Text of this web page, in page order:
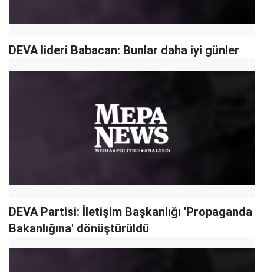
DEVA lideri Babacan: Bunlar daha iyi günler
DEVA Partisi: İletişim Başkanlığı 'Propaganda
Bakanlığına' dönüştürüldü